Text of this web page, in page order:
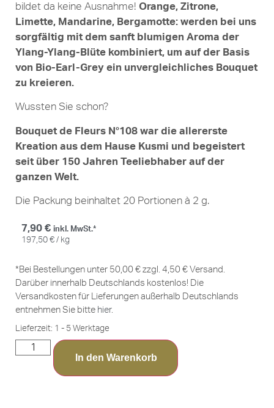
bildet da keine Ausnahme! Orange, Zitrone,
Limette, Mandarine, Bergamotte: werden bei uns
sorgfältig mit dem sanft blumigen Aroma der
Ylang-Ylang-Blüte kombiniert, um auf der Basis
von Bio-Earl-Grey ein unvergleichliches Bouquet
zu kreieren.
Wussten Sie schon?
Bouquet de Fleurs N°108 war die allererste
Kreation aus dem Hause Kusmi und begeistert
seit über 150 Jahren Teeliebhaber auf der
ganzen Welt.
Die Packung beinhaltet 20 Portionen à 2 g.
7,90 € inkl. MwSt.*
197,50 € / kg
*Bei Bestellungen unter 50,00 € zzgl. 4,50 € Versand.
Darüber innerhalb Deutschlands kostenlos! Die
Versandkosten für Lieferungen außerhalb Deutschlands
entnehmen Sie bitte hier.
Lieferzeit: 1 - 5 Werktage
In den Warenkorb